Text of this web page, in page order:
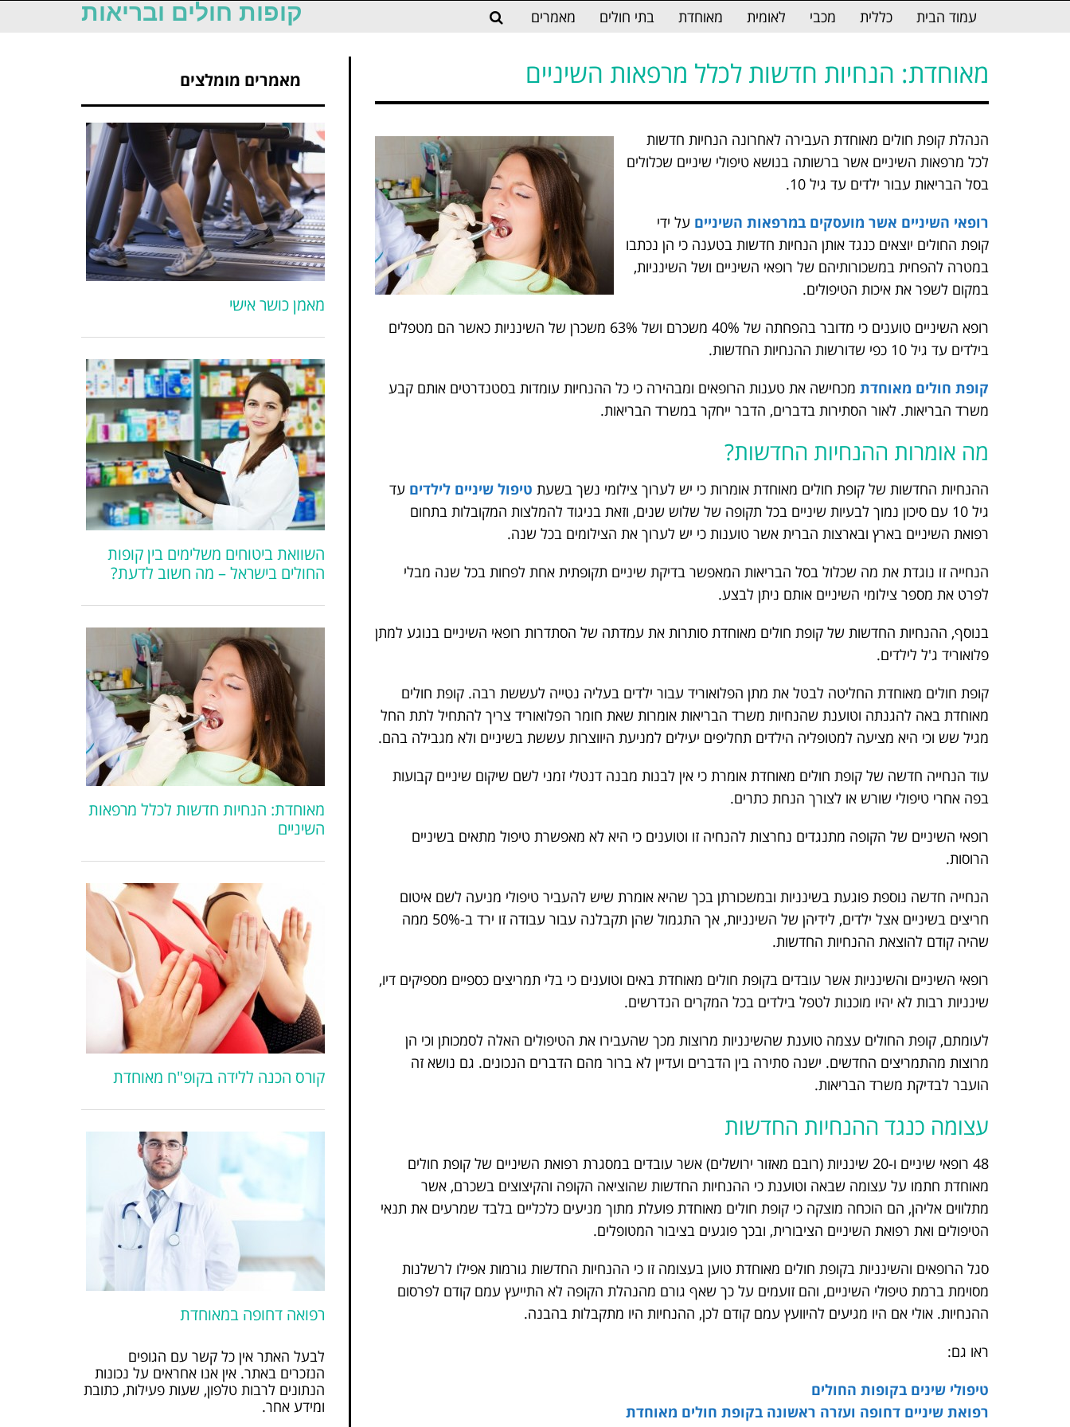
קופות חולים ובריאות עמוד הבית כללית מכבי לאומית מאוחדת בתי חולים מאמרים
מאוחדת: הנחיות חדשות לכלל מרפאות השיניים
הנהלת קופת חולים מאוחדת העבירה לאחרונה הנחיות חדשות
לכל מרפאות השיניים אשר ברשותה בנושא טיפולי שיניים שכלולים
בסל הבריאות עבור ילדים עד גיל 10.
רופאי השיניים אשר מועסקים במרפאות השיניים על ידי
קופת החולים יוצאים כנגד אותן הנחיות חדשות בטענה כי הן נכתבו
במטרה להפחית במשכורותיהם של רופאי השיניים ושל השינניות,
במקום לשפר את איכות הטיפולים.
רופא השיניים טוענים כי מדובר בהפחתה של 40% משכרם ושל 63% משכרן של השינניות כאשר הם מטפלים
בילדים עד גיל 10 כפי שדורשות ההנחיות החדשות.
קופת חולים מאוחדת מכחישה את טענות הרופאים ומבהירה כי כל ההנחיות עומדות בסטנדרטים אותם קבע
משרד הבריאות. לאור הסתירות בדברים, הדבר ייחקר במשרד הבריאות.
מה אומרות ההנחיות החדשות?
ההנחיות החדשות של קופת חולים מאוחדת אומרות כי יש לערוך צילומי נשך בשעת טיפול שיניים לילדים עד
גיל 10 עם סיכון נמוך לבעיות שיניים בכל תקופה של שלוש שנים, וזאת בניגוד להמלצות המקובלות בתחום
רפואת השיניים בארץ ובארצות הברית אשר טוענות כי יש לערוך את הצילומים בכל שנה.
הנחייה זו נוגדת את מה שכלול בסל הבריאות המאפשר בדיקת שיניים תקופתית אחת לפחות בכל שנה מבלי
לפרט את מספר צילומי השיניים אותם ניתן לבצע.
בנוסף, ההנחיות החדשות של קופת חולים מאוחדת סותרות את עמדתה של הסתדרות רופאי השיניים בנוגע למתן
פלואוריד ג'ל לילדים.
קופת חולים מאוחדת החליטה לבטל את מתן הפלואוריד עבור ילדים בעליה נטייה לעששת רבה. קופת חולים
מאוחדת באה להגנתה וטוענת שהנחיות משרד הבריאות אומרות שאת חומר הפלואוריד צריך להתחיל לתת החל
מגיל שש וכי היא מציעה למטופליה הילדים תחליפים יעילים למניעת היווצרות עששת בשיניים ולא מגבילה בהם.
עוד הנחייה חדשה של קופת חולים מאוחדת אומרת כי אין לבנות מבנה דנטלי זמני לשם שיקום שיניים קבועות
בפה אחרי טיפולי שורש או לצורך הנחת כתרים.
רופאי השיניים של הקופה מתנגדים נחרצות להנחיה זו וטוענים כי היא לא מאפשרת טיפול מתאים בשיניים
הרוסות.
הנחייה חדשה נוספת פוגעת בשינניות ובמשכורתן בכך שהיא אומרת שיש להעביר טיפולי מניעה לשם איטום
חריצים בשיניים אצל ילדים, לידיהן של השינניות, אך התגמול שהן תקבלנה עבור עבודה זו ירד ב-50% ממה
שהיה קודם להוצאת ההנחיות החדשות.
רופאי השיניים והשינניות אשר עובדים בקופת חולים מאוחדת באים וטוענים כי בלי תמריצים כספיים מספיקים דיו,
שינניות רבות לא יהיו מוכנות לטפל בילדים בכל המקרים הנדרשים.
לעומתם, קופת החולים עצמה טוענת שהשינניות מרוצות מכך שהעבירו את הטיפולים האלה לסמכותן וכי הן
מרוצות מהתמריצים החדשים. ישנה סתירה בין הדברים ועדיין לא ברור מהם הדברים הנכונים. גם נושא זה
הועבר לבדיקת משרד הבריאות.
עצומה כנגד ההנחיות החדשות
48 רופאי שיניים ו-20 שינניות (רובם מאזור ירושלים) אשר עובדים במסגרת רפואת השיניים של קופת חולים
מאוחדת חתמו על עצומה שבאה וטוענת כי ההנחיות החדשות שהוציאה הקופה והקיצוצים בשכרם, אשר
מתלווים אליהן, הם הוכחה מוצקה כי קופת חולים מאוחדת פועלת מתוך מניעים כלכליים בלבד שמרעים את תנאי
הטיפולים ואת רפואת השיניים הציבורית, ובכך פוגעים בציבור המטופלים.
סגל הרופאים והשינניות בקופת חולים מאוחדת טוען בעצומה זו כי ההנחיות החדשות גורמות אפילו לרשלנות
מסוימת ברמת טיפולי השיניים, והם זועמים על כך שאף גורם מהנהלת הקופה לא התייעץ עמם קודם לפרסום
ההנחיות. אולי אם היו מגיעים להיוועץ עמם קודם לכן, ההנחיות היו מתקבלות בהבנה.
ראו גם:
טיפולי שינים בקופות החולים
רפואת שיניים דחופה ועזרה ראשונה בקופת חולים מאוחדת
מאמרים מומלצים
מאמן כושר אישי
השוואת ביטוחים משלימים בין קופות
החולים בישראל – מה חשוב לדעת?
מאוחדת: הנחיות חדשות לכלל מרפאות
השיניים
קורס הכנה ללידה בקופ"ח מאוחדת
רפואה דחופה במאוחדת
לבעל האתר אין כל קשר עם הגופים
הנזכרים באתר. אין אנו אחראים על נכונות
הנתונים לרבות טלפון, שעות פעילות, כתובת
ומידע אחר.